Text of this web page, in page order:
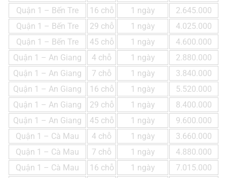
Quận 1 – Bến Tre
16 chỗ 1 ngày
2.645.000
Quận 1 – Bến Tre
29 chỗ 1 ngày
4.025.000
Quận 1 – Bến Tre
45 chỗ 1 ngày
4.600.000
Quận 1 – An Giang
4 chỗ 1 ngày
2.880.000
Quận 1 – An Giang
7 chỗ 1 ngày
3.840.000
Quận 1 – An Giang
16 chỗ 1 ngày
5.520.000
Quận 1 – An Giang
29 chỗ 1 ngày
8.400.000
Quận 1 – An Giang
45 chỗ 1 ngày
9.600.000
Quận 1 – Cà Mau
4 chỗ 1 ngày
3.660.000
Quận 1 – Cà Mau
7 chỗ 1 ngày
4.880.000
Quận 1 – Cà Mau
16 chỗ 1 ngày
7.015.000